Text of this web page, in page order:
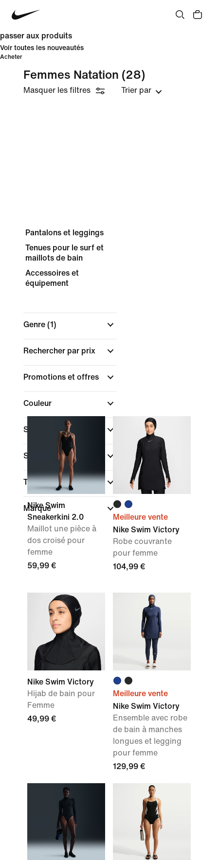
passer aux produits
Voir toutes les nouveautés
Acheter
Femmes Natation (28)
Masquer les filtres Trier par
Pantalons et leggings
Tenues pour le surf et
maillots de bain
Accessoires et
équipement
Genre (1)
Rechercher par prix
Promotions et offres
Couleur
Sport
Style
Technologie
Marque
Nike Swim
Sneakerkini 2.0
Maillot une pièce à
dos croisé pour
femme
59,99 €
Meilleure vente
Nike Swim Victory
Robe couvrante
pour femme
104,99 €
Nike Swim Victory
Hijab de bain pour
Femme
49,99 €
Meilleure vente
Nike Swim Victory
Ensemble avec robe
de bain à manches
longues et legging
pour femme
129,99 €